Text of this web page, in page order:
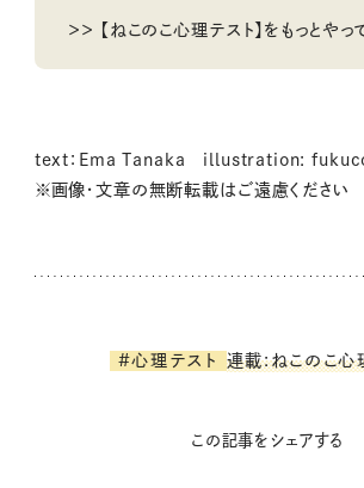
＞＞ 【ねこのこ心理テスト】をもっとやっ
text：Ema Tanaka illustration:
※画像・文章の無断転載はご遠慮ください
#心理テスト 連載:ねこのこ心
この記事をシェアする